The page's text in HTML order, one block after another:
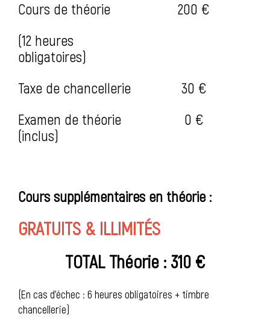
Cours de théorie
(12 heures
obligatoires)
200 €
Taxe de chancellerie
30 €
Examen de théorie
(inclus)
0 €
Cours supplémentaires en théorie :
GRATUITS & ILLIMITÉS
TOTAL Théorie : 310 €
(En cas d'échec : 6 heures obligatoires + timbre
chancellerie)